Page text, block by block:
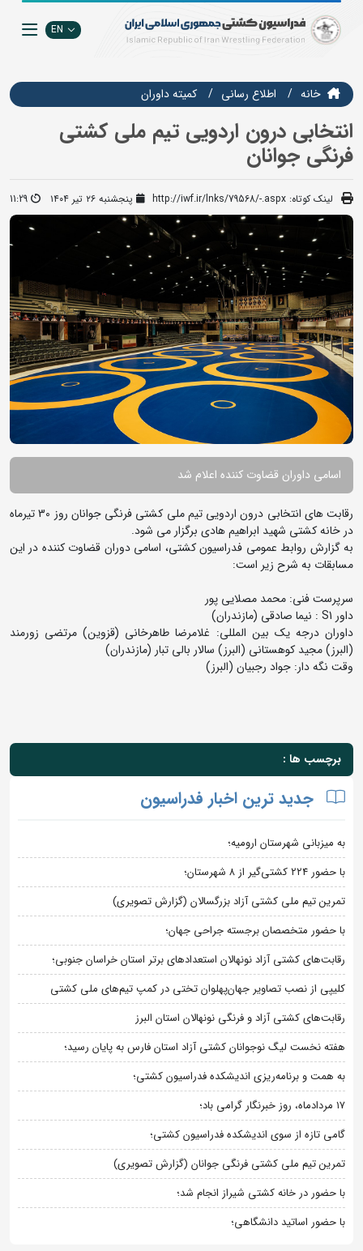
EN
خانه اطلاع رسانی کمیته داوران
انتخابی درون اردویی تیم ملی کشتی
فرنگی جوانان
لینک کوتاه: http://iwf.ir/lnks/79568/-.aspx پنجشنبه ۲۶ تیر ۱۴۰۴ 11:29
اسامی داوران قضاوت کننده اعلام شد
رقابت های انتخابی درون اردویی تیم ملی کشتی فرنگی جوانان روز 30 تیرماه
در خانه کشتی شهید ابراهیم هادی برگزار می شود.
به گزارش روابط عمومی فدراسیون کشتی، اسامی دوران قضاوت کننده در این
مسابقات به شرح زیر است:
سرپرست فنی: محمد مصلایی پور
داور S1 : نیما صادقی (مازندران)
داوران درجه یک بین المللی: غلامرضا طاهرخانی (قزوین) مرتضی زورمند
(البرز) مجید کوهستانی (البرز) سالار بالی تبار (مازندران)
وقت نگه دار: جواد رجبیان (البرز)
برچسب ها :
جدید ترین اخبار فدراسیون
به میزبانی شهرستان ارومیه؛
با حضور ۲۲۴ کشتی‌گیر از ۸ شهرستان؛
تمرین تیم ملی کشتی آزاد بزرگسالان (گزارش تصویری)
با حضور متخصصان برجسته جراحی جهان؛
رقابت‌های کشتی آزاد نونهالان استعدادهای برتر استان خراسان جنوبی؛
کلیپی از نصب تصاویر جهان‌پهلوان تختی در کمپ تیم‌های ملی کشتی
رقابت‌های کشتی آزاد و فرنگی نونهالان استان البرز
هفته نخست لیگ نوجوانان کشتی آزاد استان فارس به پایان رسید؛
به همت و برنامه‌ریزی اندیشکده فدراسیون کشتی؛
۱۷ مردادماه، روز خبرنگار گرامی باد؛
گامی تازه از سوی اندیشکده فدراسیون کشتی؛
تمرین تیم ملی کشتی فرنگی جوانان (گزارش تصویری)
با حضور در خانه کشتی شیراز انجام شد؛
با حضور اساتید دانشگاهی؛